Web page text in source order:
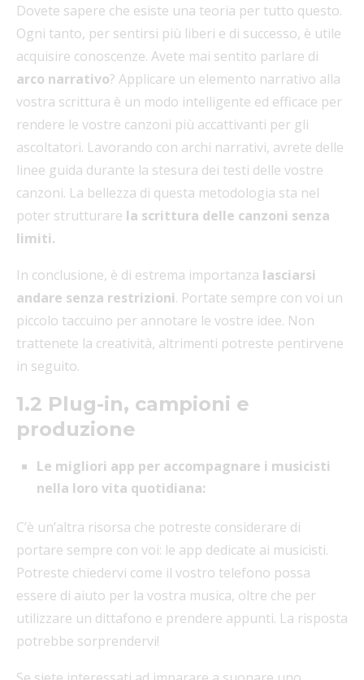
Dovete sapere che esiste una teoria per tutto questo.
Ogni tanto, per sentirsi più liberi e di successo, è utile
acquisire conoscenze. Avete mai sentito parlare di
arco narrativo? Applicare un elemento narrativo alla
vostra scrittura è un modo intelligente ed efficace per
rendere le vostre canzoni più accattivanti per gli
ascoltatori. Lavorando con archi narrativi, avrete delle
linee guida durante la stesura dei testi delle vostre
canzoni. La bellezza di questa metodologia sta nel
poter strutturare la scrittura delle canzoni senza
limiti.
In conclusione, è di estrema importanza lasciarsi
andare senza restrizioni. Portate sempre con voi un
piccolo taccuino per annotare le vostre idee. Non
trattenete la creatività, altrimenti potreste pentirvene
in seguito.
1.2 Plug-in, campioni e
produzione
Le migliori app per accompagnare i musicisti
nella loro vita quotidiana:
C’è un’altra risorsa che potreste considerare di
portare sempre con voi: le app dedicate ai musicisti.
Potreste chiedervi come il vostro telefono possa
essere di aiuto per la vostra musica, oltre che per
utilizzare un dittafono e prendere appunti. La risposta
potrebbe sorprendervi!